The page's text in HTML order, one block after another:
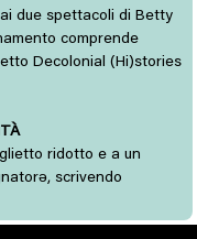
due spettacoli di Betty
comprende
Decolonial (Hi)stories
ridotto e a un
scrivendo